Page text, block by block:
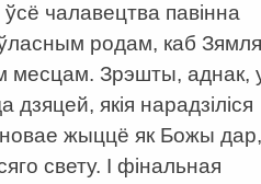
чалавецтва павінна
родам, каб Зямля
месцам. Зрэшты, аднак,
якія нарадзіліся
жыццё як Божы дар,
свету. І фінальная